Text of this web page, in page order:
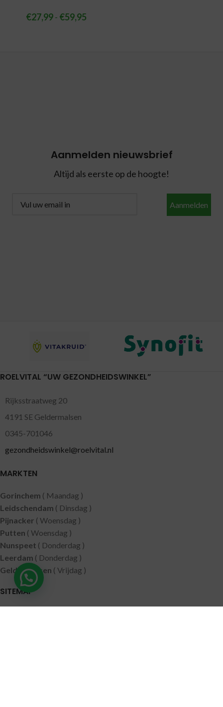
€27,99- €59,95
Aanmelden nieuwsbrief
Altijd als eerste op de hoogte!
Aanmelden
ROELVITAL “UW GEZONDHEIDSWINKEL”
Rijksstraatweg 20
4191 SE Geldermalsen
0345-701046
gezondheidswinkel@roelvital.nl
MARKTEN
Gorinchem ( Maandag )
Leidschendam ( Dinsdag )
Pijnacker ( Woensdag )
Putten ( Woensdag )
Nunspeet ( Donderdag )
Leerdam ( Donderdag )
Geldermalsen ( Vrijdag )
SITEMAP